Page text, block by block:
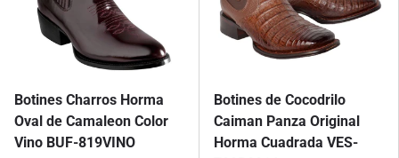
Botines Charros Horma
Oval de Camaleon Color
Vino BUF-819VINO
Botines de Cocodrilo
Caiman Panza Original
Horma Cuadrada VES-